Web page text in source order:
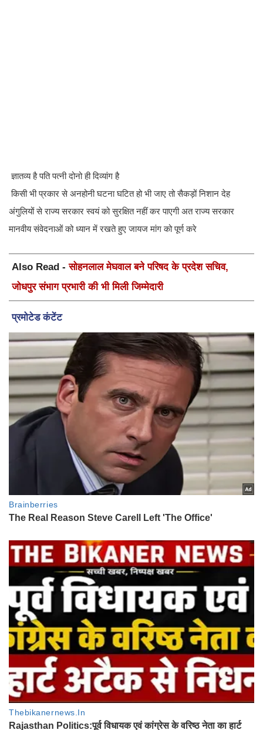
ज्ञातव्य है पति पत्नी दोनो ही दिव्यांग है
किसी भी प्रकार से अनहोनी घटना घटित हो भी जाए तो सैकड़ों निशान देह
अंगुलियों से राज्य सरकार स्वयं को सुरक्षित नहीं कर पाएगी अत राज्य सरकार
मानवीय संवेदनाओं को ध्यान में रखते हुए जायज मांग को पूर्ण करे
Also Read -सोहनलाल मेघवाल बने परिषद के प्रदेश सचिव,
जोधपुर संभाग प्रभारी की भी मिली जिम्मेदारी